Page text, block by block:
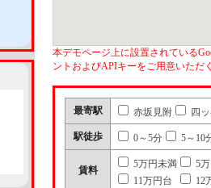
本デモページ上に設置されている
ントおよびAPIキーをご用意いただ
最寄駅 赤坂見附 四
駅徒歩 0～5分 5～10
賃料
5万円未満
5
11万円台
12